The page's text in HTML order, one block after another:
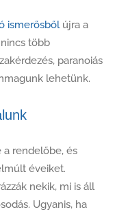
ismerősbőlújra a
több
paranoiás
lehetünk.
rendelőbe, és
éveiket.
nekik, mi is áll
Ugyanis, ha